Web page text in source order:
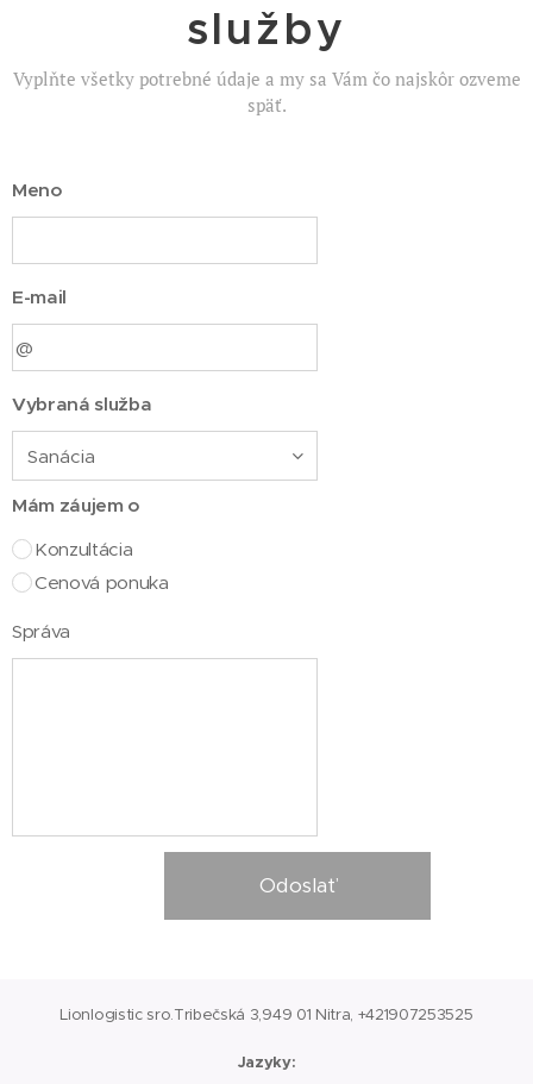
služby
Vyplňte všetky potrebné údaje a my sa Vám čo najskôr ozveme
späť.
Meno
E-mail
Vybraná služba
Mám záujem o
Konzultácia
Cenová ponuka
Správa
Odoslať
Lionlogistic sro.Tribečská 3,949 01 Nitra, +421907253525
Jazyky